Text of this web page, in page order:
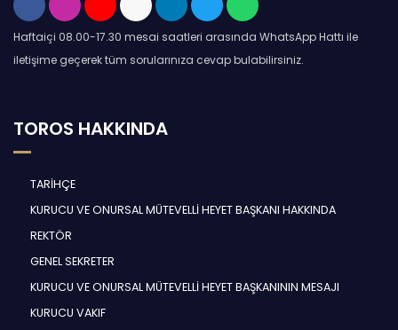
Haftaiçi 08.00-17.30 mesai saatleri arasında WhatsApp Hattı ile
iletişime geçerek tüm sorularınıza cevap bulabilirsiniz.
TOROS HAKKINDA
TARİHÇE
KURUCU VE ONURSAL MÜTEVELLİ HEYET BAŞKANI HAKKINDA
REKTÖR
GENEL SEKRETER
KURUCU VE ONURSAL MÜTEVELLİ HEYET BAŞKANININ MESAJI
KURUCU VAKIF